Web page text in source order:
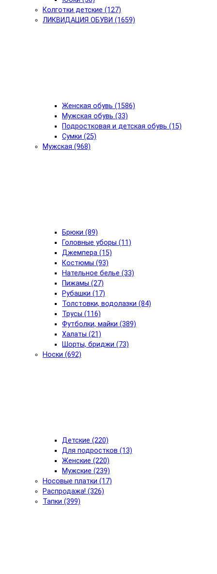
Колготки детские (127)
ЛИКВИДАЦИЯ ОБУВИ (1659)
Женская обувь (1586)
Мужская обувь (33)
Подростковая и детская обувь (15)
Сумки (25)
Мужская (968)
Брюки (89)
Головные уборы (11)
Джемпера (15)
Костюмы (93)
Нательное белье (33)
Пижамы (27)
Рубашки (17)
Толстовки, водолазки (84)
Трусы (116)
Футболки, майки (389)
Халаты (21)
Шорты, бриджи (73)
Носки (692)
Детские (220)
Для подростков (13)
Женские (220)
Мужские (239)
Носовые платки (17)
Распродажа! (326)
Тапки (399)